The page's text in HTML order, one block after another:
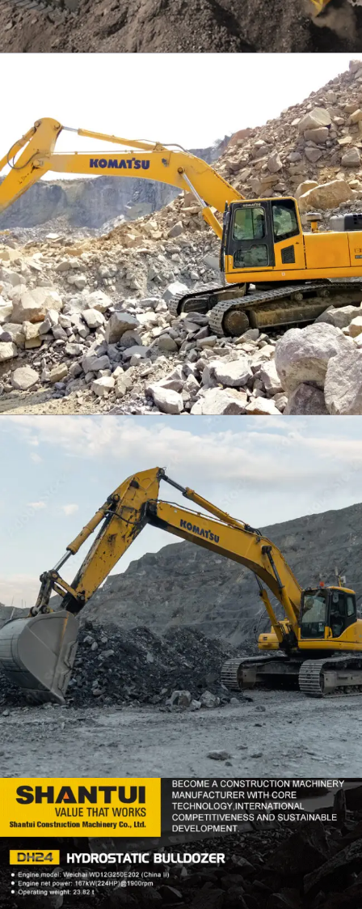
EXCAVATOR TOOLS
KOMATSU PC300SE-8M0
Find Out More
EXCAVATOR TOOLS
KOMATSU PC400LCSE-8
Find Out More